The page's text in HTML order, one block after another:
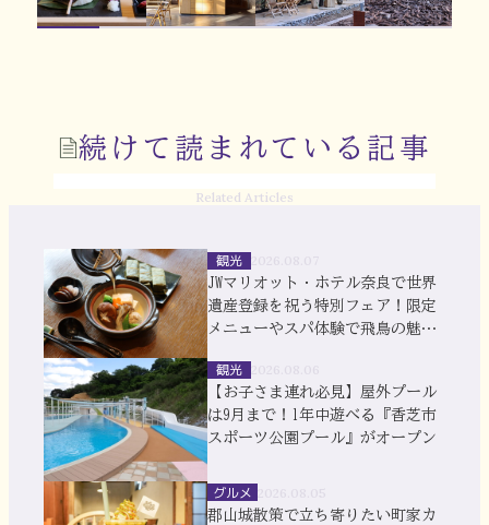
続けて読まれている記事
Related Articles
観光
JWマリオット・ホテル奈良で世界
遺産登録を祝う特別フェア！限定
メニューやスパ体験で飛鳥の魅力
観光
【お子さま連れ必見】屋外プール
は9月まで！1年中遊べる『香芝市
スポーツ公園プール』がオープン
グルメ
郡山城散策で立ち寄りたい町家カ